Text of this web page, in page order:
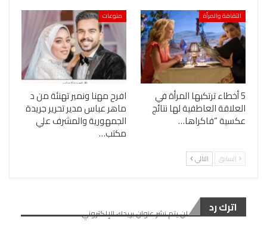
الثقافة والمرأة
5 أخطاء ترتكبها المرأة في
العلاقة العاطفية لها نتائج
عكسية “فاكراها…
منوعات
افرح مهنا ونمير تهنئة من د
ماهر عباس مدير تحرير جريدة
الجمهورية والمشرف علي
مكتب…
السابق التالي
اترك رد لن يتم نشر عنوان بريدك الإلكتروني.